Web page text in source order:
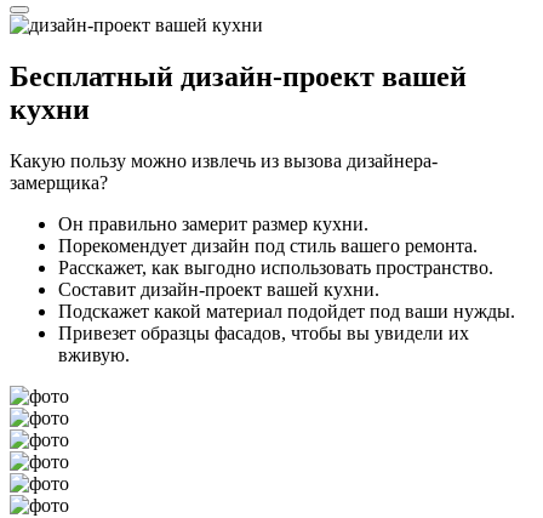
Бесплатный дизайн-проект вашей
кухни
Какую пользу можно извлечь из вызова дизайнера-
замерщика?
Он правильно замерит размер кухни.
Порекомендует дизайн под стиль вашего ремонта.
Расскажет, как выгодно использовать пространство.
Составит дизайн-проект вашей кухни.
Подскажет какой материал подойдет под ваши нужды.
Привезет образцы фасадов, чтобы вы увидели их
вживую.